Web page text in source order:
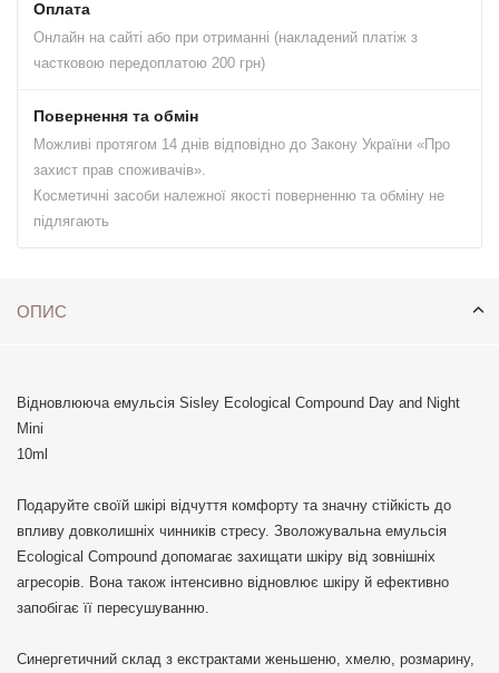
Оплата
Онлайн на сайті або при отриманні (накладений платіж з
частковою передоплатою 200 грн)
Повернення та обмін
Можливі протягом 14 днів відповідно до Закону України «Про
захист прав споживачів».
Косметичні засоби належної якості поверненню та обміну не
підлягають
ОПИС
Відновлююча емульсія Sisley Ecological Compound Day and Night
Mini
10ml
Подаруйте своїй шкірі відчуття комфорту та значну стійкість до
впливу довколишніх чинників стресу. Зволожувальна емульсія
Ecological Compound допомагає захищати шкіру від зовнішніх
агресорів. Вона також інтенсивно відновлює шкіру й ефективно
запобігає її пересушуванню.
Синергетичний склад з екстрактами женьшеню, хмелю, розмарину,